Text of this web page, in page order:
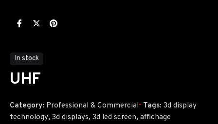
In stock
UHF
Category: Professional & Commercial Tags: 3d display
technology, 3d displays, 3d led screen, affichage